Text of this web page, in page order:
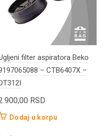
filter aspiratora Beko
– CTB6407X –
DT312I
RSD
Dodaj u korpu